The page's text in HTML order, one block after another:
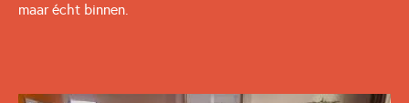
maar écht binnen.